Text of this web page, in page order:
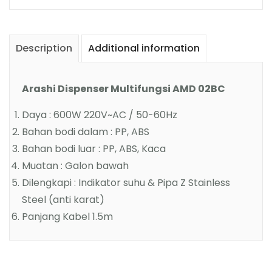
Description Additional information
Arashi Dispenser Multifungsi AMD 02BC
Daya : 600W 220V~AC / 50-60Hz
Bahan bodi dalam : PP, ABS
Bahan bodi luar : PP, ABS, Kaca
Muatan : Galon bawah
Dilengkapi : Indikator suhu & Pipa Z Stainless
Steel (anti karat)
Panjang Kabel 1.5m